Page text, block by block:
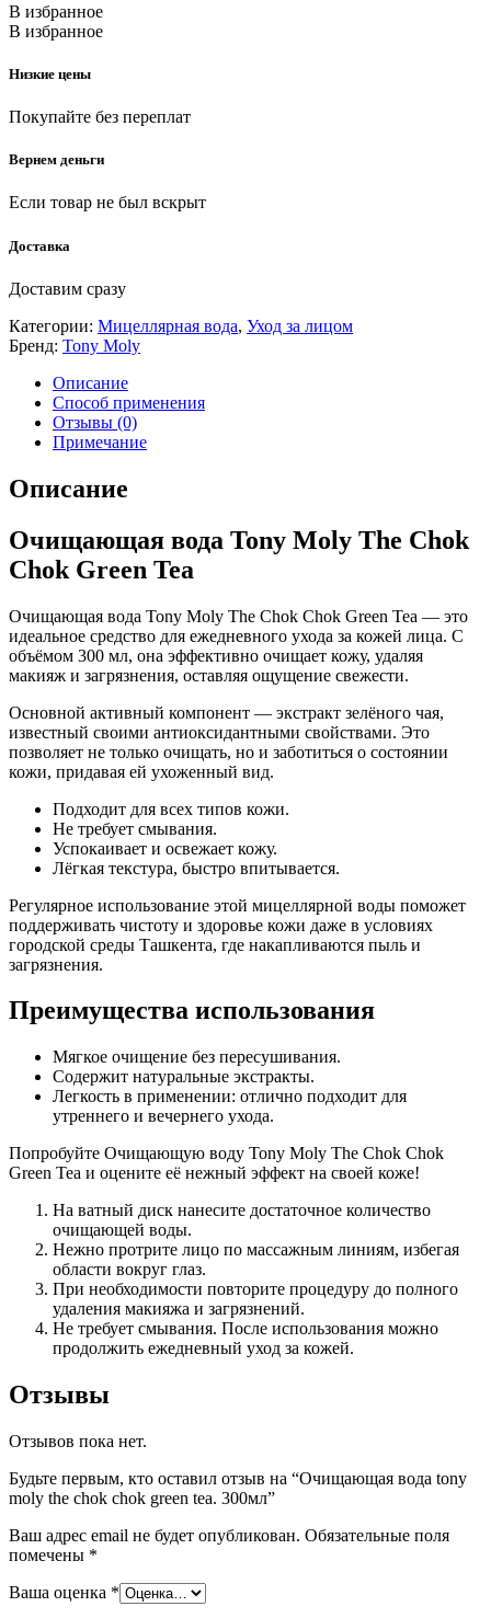
В избранное
В избранное
Низкие цены
Покупайте без переплат
Вернем деньги
Если товар не был вскрыт
Доставка
Доставим сразу
Категории: Мицеллярная вода, Уход за лицом
Бренд: Tony Moly
Описание
Способ применения
Отзывы (0)
Примечание
Описание
Очищающая вода Tony Moly The Chok
Chok Green Tea
Очищающая вода Tony Moly The Chok Chok Green Tea — это
идеальное средство для ежедневного ухода за кожей лица. С
объёмом 300 мл, она эффективно очищает кожу, удаляя
макияж и загрязнения, оставляя ощущение свежести.
Основной активный компонент — экстракт зелёного чая,
известный своими антиоксидантными свойствами. Это
позволяет не только очищать, но и заботиться о состоянии
кожи, придавая ей ухоженный вид.
Подходит для всех типов кожи.
Не требует смывания.
Успокаивает и освежает кожу.
Лёгкая текстура, быстро впитывается.
Регулярное использование этой мицеллярной воды поможет
поддерживать чистоту и здоровье кожи даже в условиях
городской среды Ташкента, где накапливаются пыль и
загрязнения.
Преимущества использования
Мягкое очищение без пересушивания.
Содержит натуральные экстракты.
Легкость в применении: отлично подходит для
утреннего и вечернего ухода.
Попробуйте Очищающую воду Tony Moly The Chok Chok
Green Tea и оцените её нежный эффект на своей коже!
На ватный диск нанесите достаточное количество
очищающей воды.
Нежно протрите лицо по массажным линиям, избегая
области вокруг глаз.
При необходимости повторите процедуру до полного
удаления макияжа и загрязнений.
Не требует смывания. После использования можно
продолжить ежедневный уход за кожей.
Отзывы
Отзывов пока нет.
Будьте первым, кто оставил отзыв на “Очищающая вода tony
moly the chok chok green tea. 300мл”
Ваш адрес email не будет опубликован. Обязательные поля
помечены *
Ваша оценка *